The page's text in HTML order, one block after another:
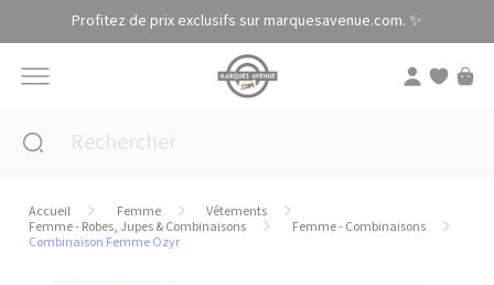
Profitez de prix exclusifs sur marquesavenue.com. ✨
Accueil Femme
Vêtements
Femme - Robes, Jupes & Combinaisons
Femme - Combinaisons
Combinaison Femme Ozyr
Panneau de gestion des cookies